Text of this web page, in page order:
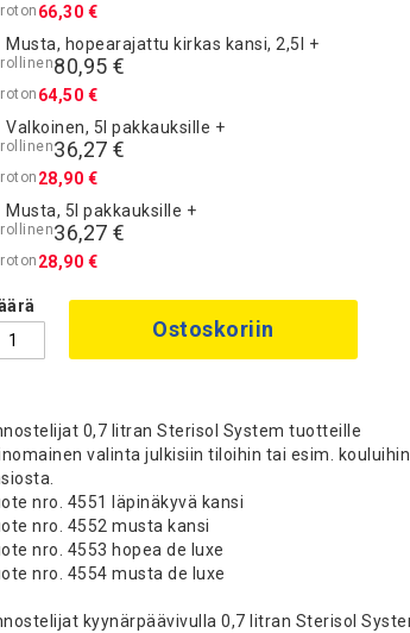
66,30 €
Musta, hopearajattu kirkas kansi, 2,5l +
80,95 €
64,50 €
Valkoinen, 5l pakkauksille +
36,27 €
28,90 €
Musta, 5l pakkauksille +
36,27 €
28,90 €
Ostoskoriin
0,7 litran Sterisol System tuotteille
valinta julkisiin tiloihin tai esim.
nro. 4551 läpinäkyvä kansi
nro. 4552 musta kansi
nro. 4553 hopea de luxe
nro. 4554 musta de luxe
kyynärpäävivulla 0,7 litran Sterisol